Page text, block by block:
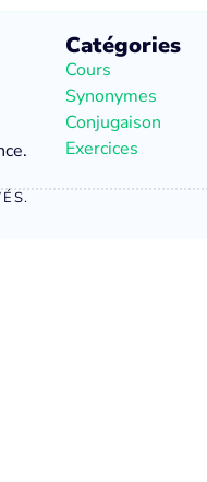
Catégories
Cours
Synonymes
Conjugaison
Exercices